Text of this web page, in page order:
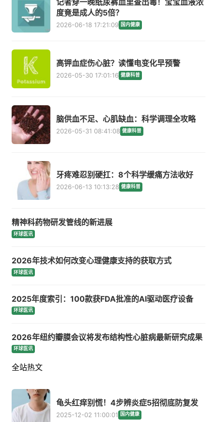
记者穿一晚纸尿裤血里查出毒！宝宝血液浓
度竟是成人的5倍？
2026-06-18 17:21:09 国内健康
高钾血症伤心脏？读懂电变化早预警
2026-05-30 17:01:16 健康科普
脑供血不足、心肌缺血：科学调理全攻略
2026-05-31 08:41:08 健康科普
牙疼难忍别硬扛：8个科学缓痛方法收好
2026-06-13 10:13:28 健康科普
精神科药物研发管线的新进展
环球医讯
2026年技术如何改变心理健康支持的获取方式
环球医讯
2025年度索引：100款获FDA批准的AI驱动医疗设备
环球医讯
2026年纽约瓣膜会议将发布结构性心脏病最新研究成果
环球医讯
全站热文
龟头红痒别慌！4步辨炎症5招彻底防复发
2025-12-02 11:00:01 国内健康